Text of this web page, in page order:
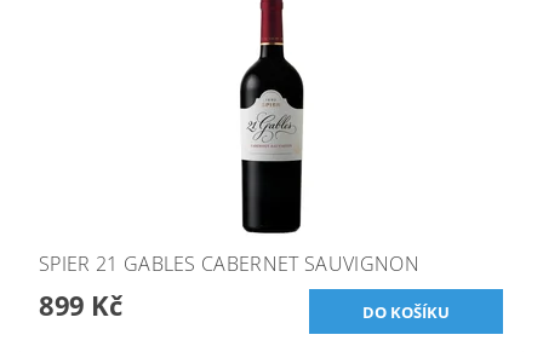
SPIER 21 GABLES CABERNET SAUVIGNON
899 Kč